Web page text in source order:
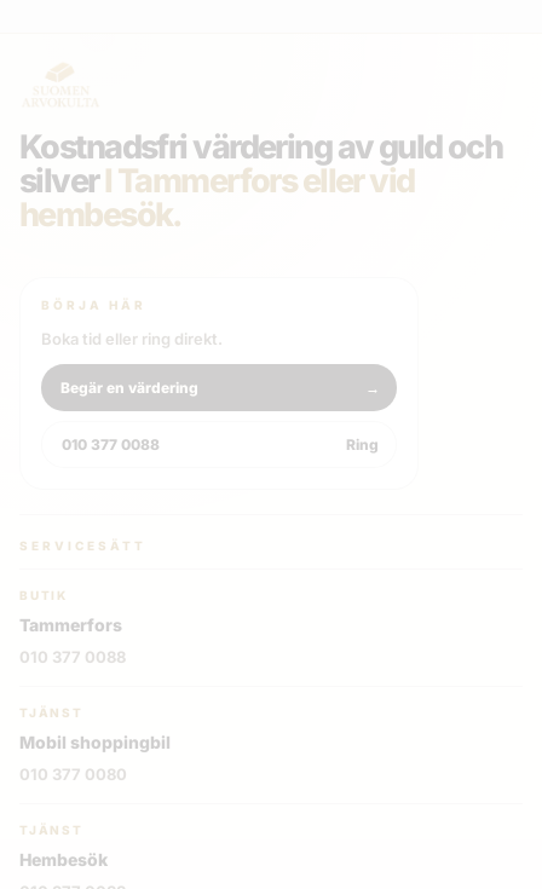
Hämeenpuisto 31 LT 7
pe 7. elo, 14:30 - 15:00
Birkaland
Tammerfors
Birkaland
Hämeenpuisto 31 LT 7
Kostnadsfri värdering av guld och
silverI Tammerfors eller vid
hembesök.
BÖRJA HÄR
Boka tid eller ring direkt.
Begär en värdering →
010 377 0088 Ring
SERVICESÄTT
BUTIK
Tammerfors
010 377 0088
TJÄNST
Mobil shoppingbil
010 377 0080
TJÄNST
Hembesök